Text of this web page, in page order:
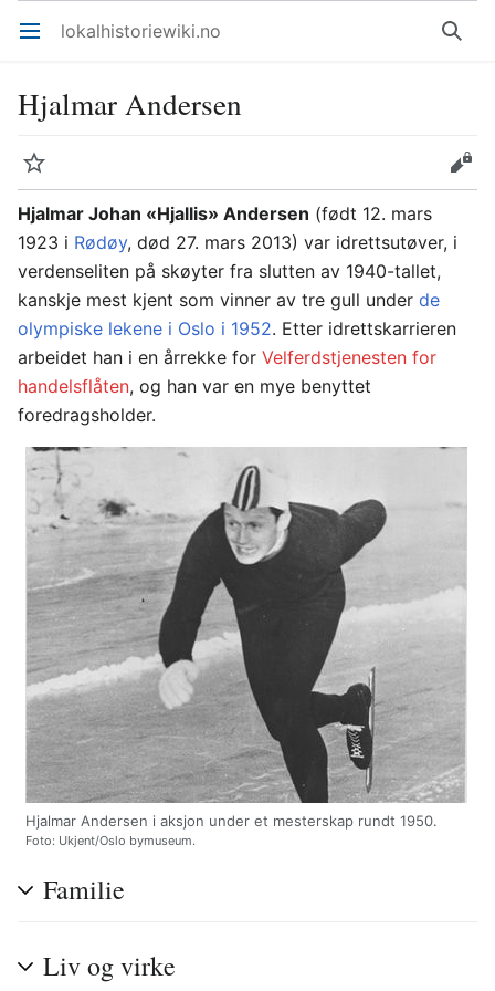
Åpne hovedmenyen lokalhistoriewiki.no Søk
Hjalmar Andersen
Overvåk
Rediger
Hjalmar Johan «Hjallis» Andersen (født 12. mars
1923 i Rødøy, død 27. mars 2013) var idrettsutøver, i
verdenseliten på skøyter fra slutten av 1940-tallet,
kanskje mest kjent som vinner av tre gull under de
olympiske lekene i Oslo i 1952. Etter idrettskarrieren
arbeidet han i en årrekke for Velferdstjenesten for
handelsflåten, og han var en mye benyttet
foredragsholder.
Hjalmar Andersen i aksjon under et mesterskap rundt 1950.
Foto: Ukjent/Oslo bymuseum.
Familie
Liv og virke